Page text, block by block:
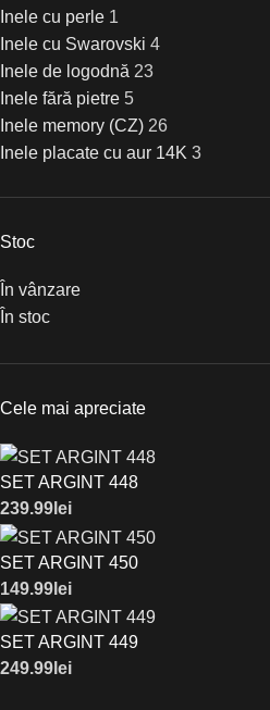
Inele cu perle 1
Inele cu Swarovski 4
Inele de logodnă 23
Inele fără pietre 5
Inele memory (CZ) 26
Inele placate cu aur 14K 3
Pandantive animale
Pandantive cu pietre zirconiu
Pandantive design inimă
Pandantive fără pietre 0
Seturi argint
Stoc
În vânzare
În stoc
Cele mai apreciate
SET ARGINT 448
239.99 lei
SET ARGINT 450
149.99 lei
SET ARGINT 449
249.99 lei